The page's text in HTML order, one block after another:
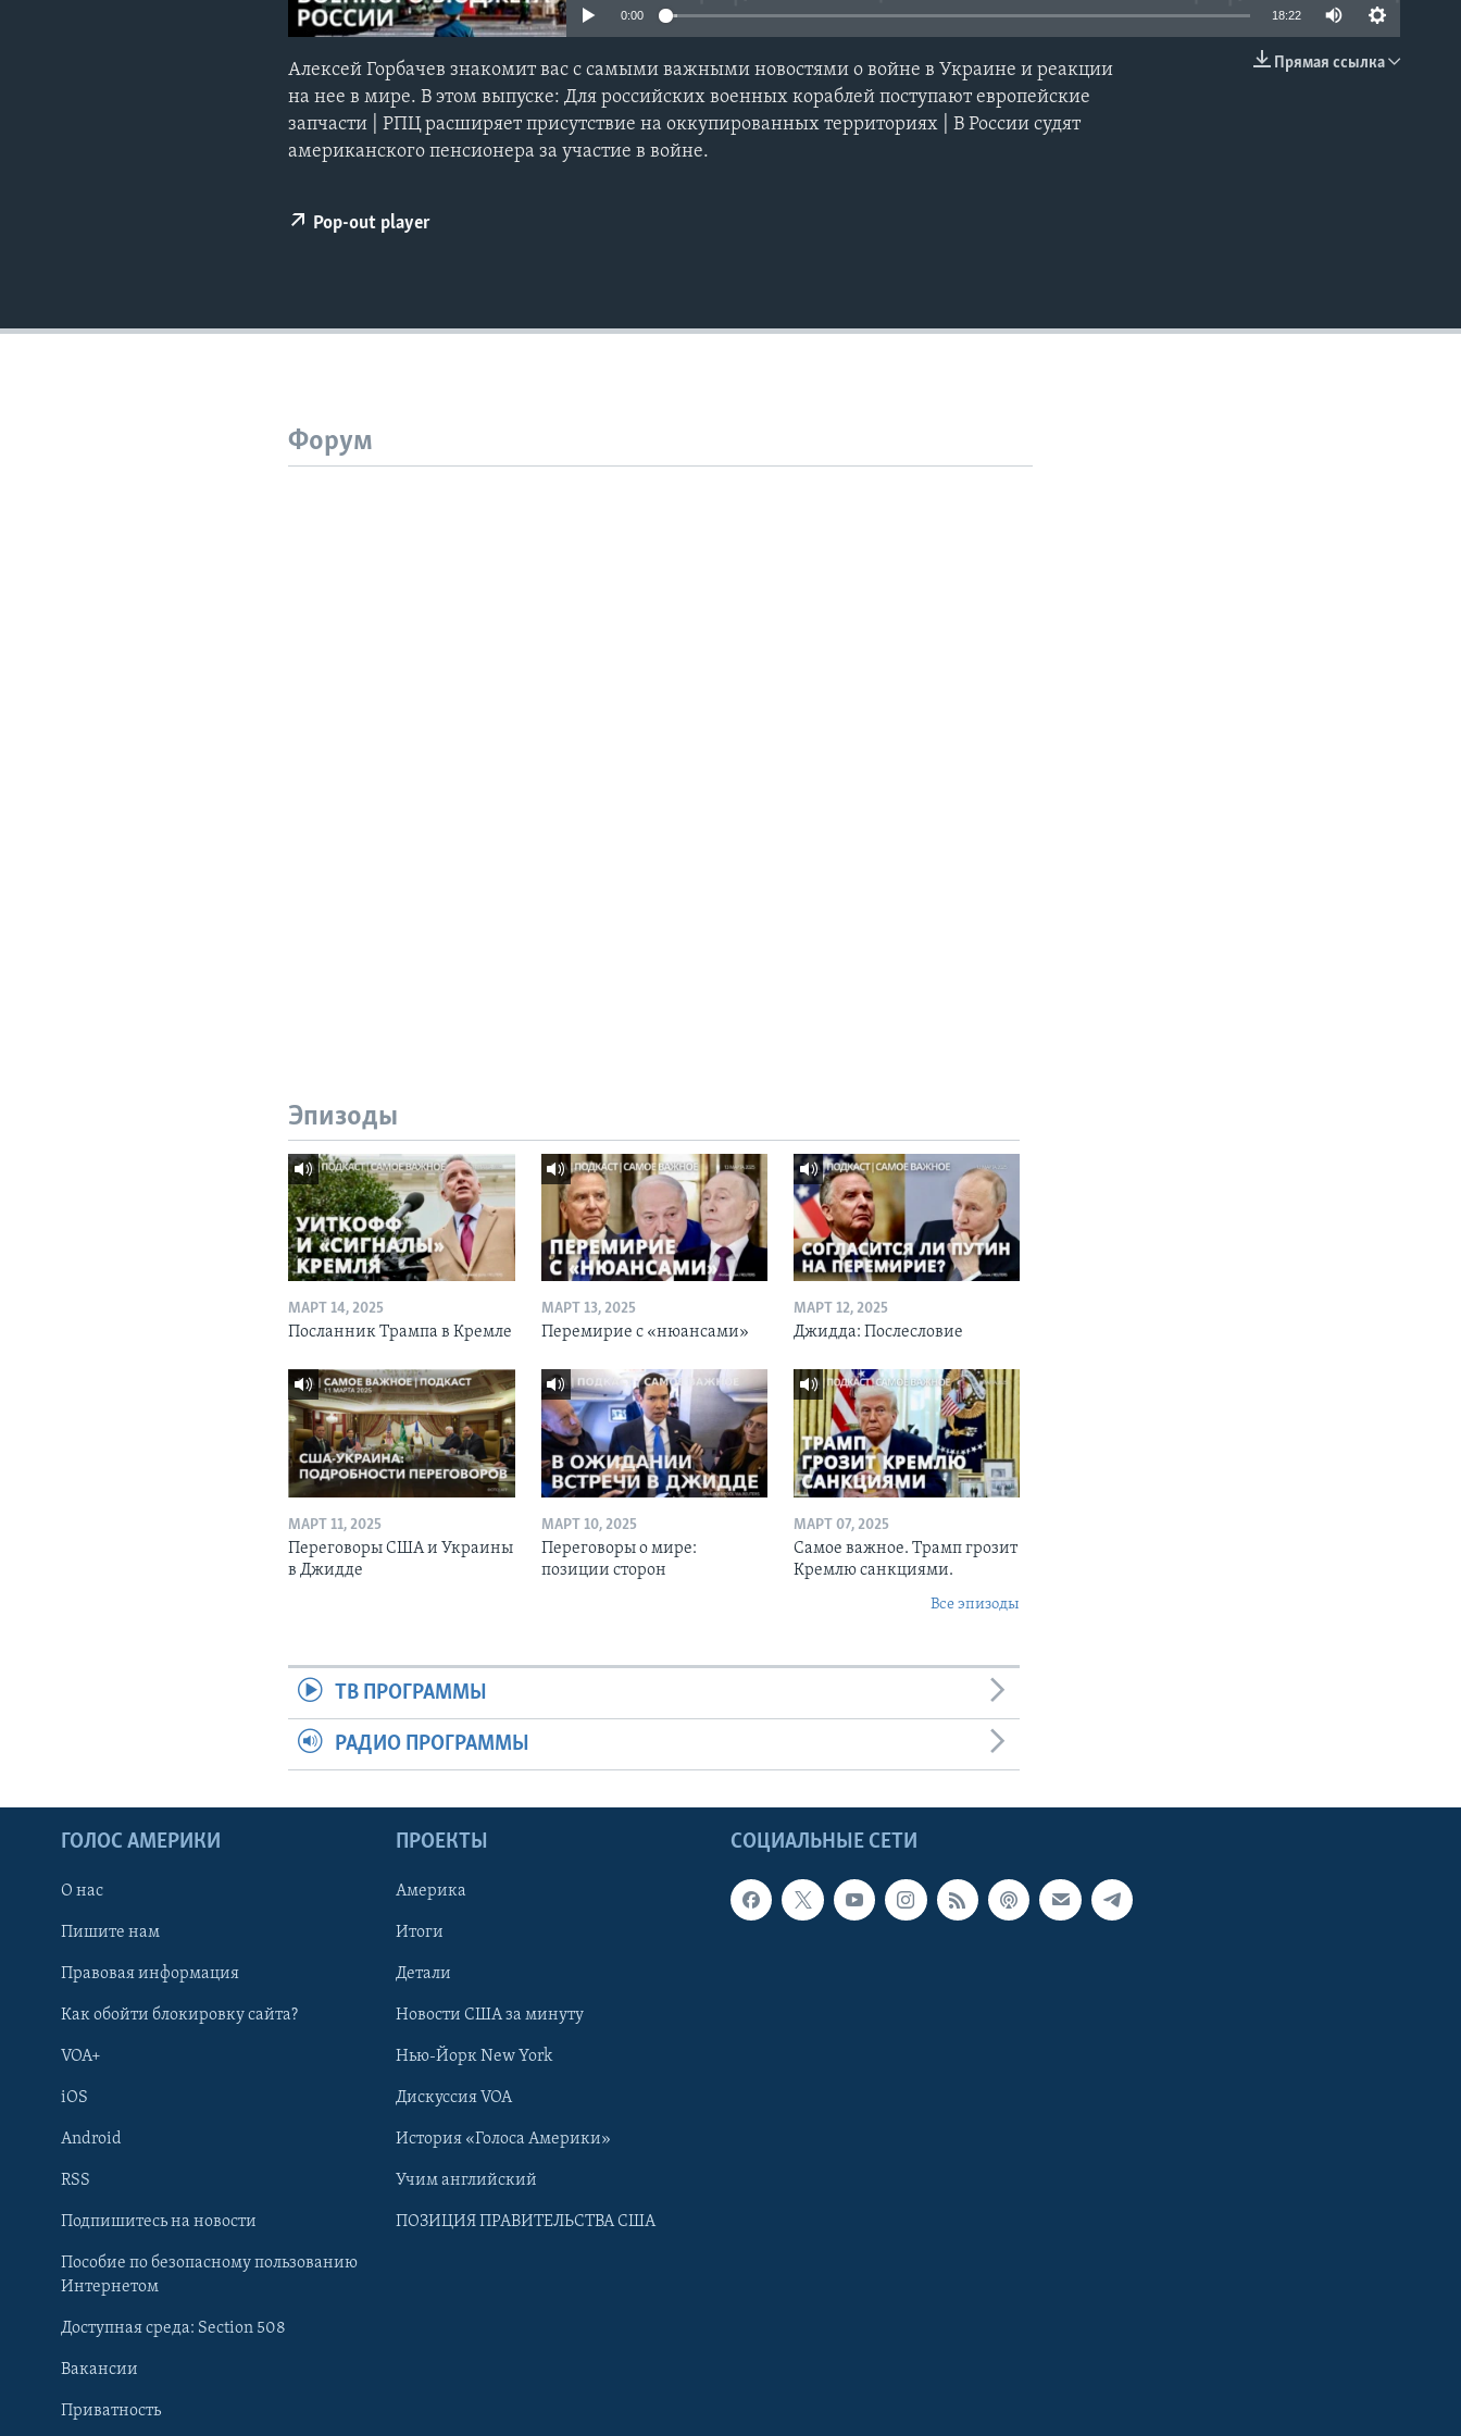
Learning English
Языки
0:00 18:22
Прямая ссылка
Алексей Горбачев знакомит вас с самыми важными новостями о войне в Украине и реакции
на нее в мире. В этом выпуске: Для российских военных кораблей поступают европейские
запчасти | РПЦ расширяет присутствие на оккупированных территориях | В России судят
американского пенсионера за участие в войне.
Pop-out player
Форум
Эпизоды
МАРТ 14, 2025
Посланник Трампа в Кремле
МАРТ 13, 2025
Перемирие с «нюансами»
МАРТ 12, 2025
Джидда: Послесловие
МАРТ 11, 2025
Переговоры США и Украины
в Джидде
МАРТ 10, 2025
Переговоры о мире:
позиции сторон
МАРТ 07, 2025
Самое важное. Трамп грозит
Кремлю санкциями.
Все эпизоды
ТВ ПРОГРАММЫ
РАДИО ПРОГРАММЫ
СОЦИАЛЬНЫЕ СЕТИ
ГОЛОС АМЕРИКИ
О нас
Пишите нам
Правовая информация
Как обойти блокировку сайта?
VOA+
iOS
Android
RSS
Подпишитесь на новости
Пособие по безопасному пользованию
Интернетом
Доступная среда: Section 508
Вакансии
Приватность
ПРОЕКТЫ
Америка
Итоги
Детали
Новости США за минуту
Нью-Йорк New York
Дискуссия VOA
История «Голоса Америки»
Учим английский
ПОЗИЦИЯ ПРАВИТЕЛЬСТВА США